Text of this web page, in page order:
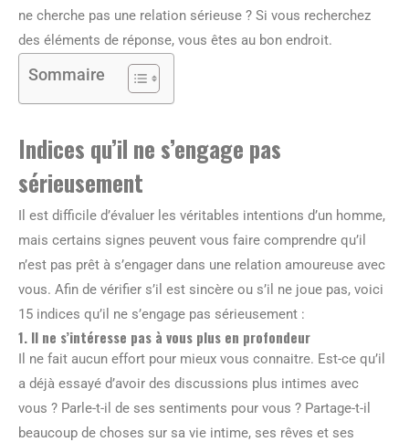
ne cherche pas une relation sérieuse ? Si vous recherchez
des éléments de réponse, vous êtes au bon endroit.
Sommaire
Indices qu’il ne s’engage pas
sérieusement
Il est difficile d’évaluer les véritables intentions d’un homme,
mais certains signes peuvent vous faire comprendre qu’il
n’est pas prêt à s’engager dans une relation amoureuse avec
vous. Afin de vérifier s’il est sincère ou s’il ne joue pas, voici
15 indices qu’il ne s’engage pas sérieusement :
1. Il ne s’intéresse pas à vous plus en profondeur
Il ne fait aucun effort pour mieux vous connaitre. Est-ce qu’il
a déjà essayé d’avoir des discussions plus intimes avec
vous ? Parle-t-il de ses sentiments pour vous ? Partage-t-il
beaucoup de choses sur sa vie intime, ses rêves et ses